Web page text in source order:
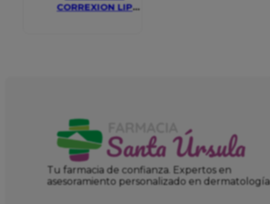
CORREXION LIP
Tu farmacia de confianza. Expertos en
asesoramiento personalizado en dermatología